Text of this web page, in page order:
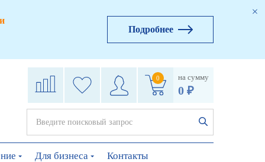
Подробнее
0 на сумму
0 ₽
Для бизнеса Контакты